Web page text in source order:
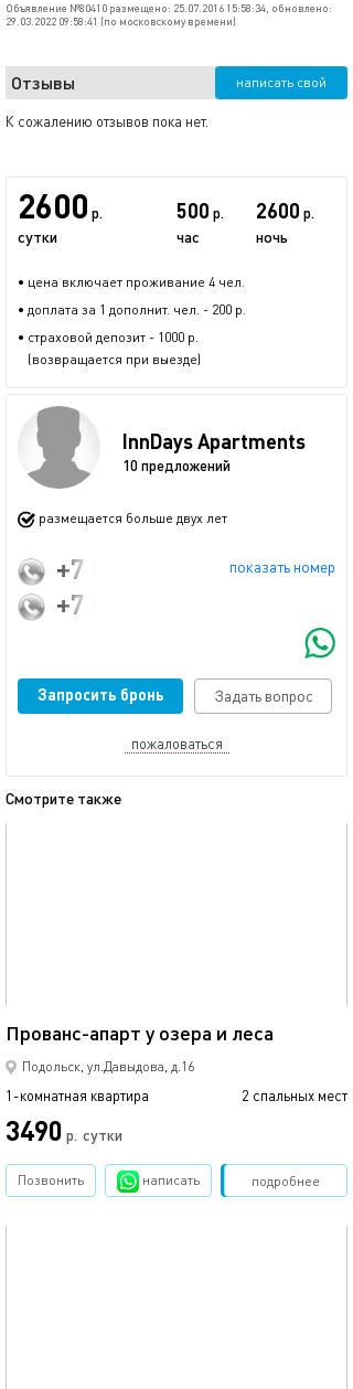
Объявление №80410 размещено: 25.07.2016 15:58:34, обновлено:
29.03.2022 09:58:41 (по московскому времени)
Отзывы написать свой
К сожалению отзывов пока нет.
2600 р.
сутки
500 р.
час
2600 р.
ночь
• цена включает проживание 4 чел.
• доплата за 1 дополнит. чел. - 200 р.
• страховой депозит - 1000 р.
(возвращается при выезде)
InnDays Apartments
10 предложений
размещается больше двух лет
показать номер
+7 (985) 998-97-44
+7 (495) 790-80-57
Запросить бронь Задать вопрос
пожаловаться
Смотрите также
Прованс-апарт у озера и леса
Подольск, ул.Давыдова, д.16
1-комнатная квартира 2 спальных мест
3490 р. сутки
подробнее
Позвонить написать Забронировать